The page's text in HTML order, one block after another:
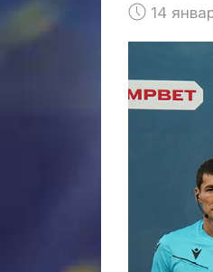
14